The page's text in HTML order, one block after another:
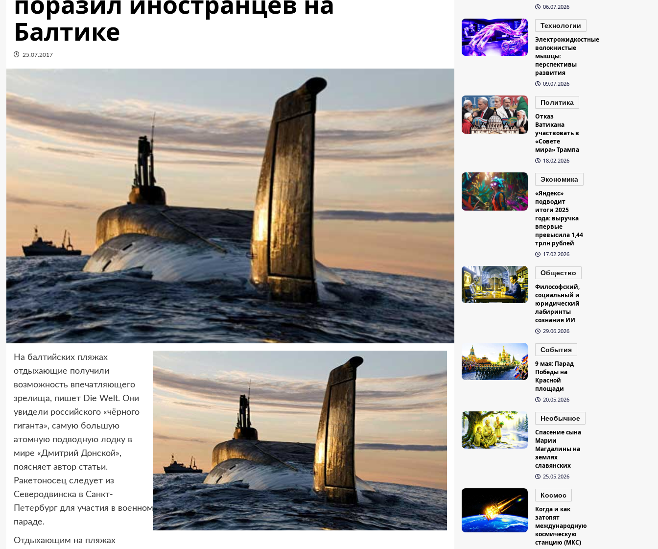
Балтике
25.07.2017
На балтийских пляжах
отдыхающие получили
возможность впечатляющего
зрелища, пишет Die Welt. Они
увидели российского «чёрного
гиганта», самую большую
атомную подводную лодку в
мире «Дмитрий Донской»,
поясняет автор статьи.
Ракетоносец следует из
Северодвинска в Санкт-
Петербург для участия в военном
параде.
Отдыхающим на пляжах
06.07.2026
Технологии
Электрожидкостные
волокнистые
мышцы:
перспективы
развития
09.07.2026
Политика
Отказ
Ватикана
участвовать в
«Совете
мира» Трампа
18.02.2026
Экономика
«Яндекс»
подводит
итоги 2025
года: выручка
впервые
превысила 1,44
трлн рублей
17.02.2026
Общество
Философский,
социальный и
юридический
лабиринты
сознания ИИ
29.06.2026
События
9 мая: Парад
Победы на
Красной
площади
20.05.2026
Необычное
Спасение сына
Марии
Магдалины на
землях
славянских
25.05.2026
Космос
Когда и как
затопят
международную
космическую
станцию (МКС)